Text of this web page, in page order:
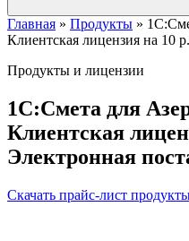
Главная » Продукты »
Клиентская лицензия на 10
Продукты и лицензии
1С:Смета для
Клиентская
Электронная
Скачать прайс-лист